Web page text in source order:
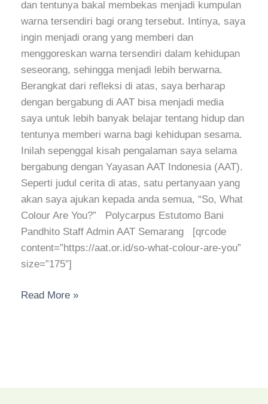
dan tentunya bakal membekas menjadi kumpulan
warna tersendiri bagi orang tersebut. Intinya, saya
ingin menjadi orang yang memberi dan
menggoreskan warna tersendiri dalam kehidupan
seseorang, sehingga menjadi lebih berwarna.
Berangkat dari refleksi di atas, saya berharap
dengan bergabung di AAT bisa menjadi media
saya untuk lebih banyak belajar tentang hidup dan
tentunya memberi warna bagi kehidupan sesama.
Inilah sepenggal kisah pengalaman saya selama
bergabung dengan Yayasan AAT Indonesia (AAT).
Seperti judul cerita di atas, satu pertanyaan yang
akan saya ajukan kepada anda semua, “So, What
Colour Are You?” Polycarpus Estutomo Bani
Pandhito Staff Admin AAT Semarang [qrcode
content=”https://aat.or.id/so-what-colour-are-you”
size=”175″]
Read More »